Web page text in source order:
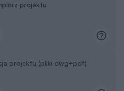
projektu
projektu (pliki dwg+pdf)